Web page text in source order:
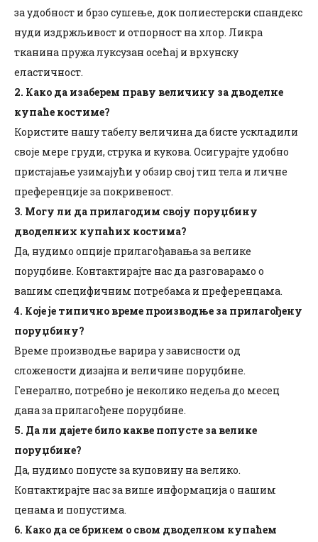
за удобност и брзо сушење, док полиестерски спандекс
нуди издржљивост и отпорност на хлор. Ликра
тканина пружа луксузан осећај и врхунску
еластичност.
2. Како да изаберем праву величину за дводелне
купаће костиме?
Користите нашу табелу величина да бисте ускладили
своје мере груди, струка и кукова. Осигурајте удобно
пристајање узимајући у обзир свој тип тела и личне
преференције за покривеност.
3. Могу ли да прилагодим своју поруџбину
дводелних купаћих костима?
Да, нудимо опције прилагођавања за велике
поруџбине. Контактирајте нас да разговарамо о
вашим специфичним потребама и преференцама.
4. Које је типично време производње за прилагођену
поруџбину?
Време производње варира у зависности од
сложености дизајна и величине поруџбине.
Генерално, потребно је неколико недеља до месец
дана за прилагођене поруџбине.
5. Да ли дајете било какве попусте за велике
поруџбине?
Да, нудимо попусте за куповину на велико.
Контактирајте нас за више информација о нашим
ценама и попустима.
6. Како да се бринем о свом дводелном купаћем